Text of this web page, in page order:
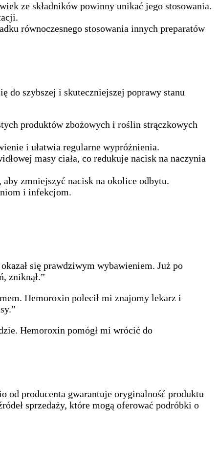
ze składników powinny unikać jego stosowania.
równoczesnego stosowania innych preparatów
do szybszej i skuteczniejszej poprawy stanu
produktów zbożowych i roślin strączkowych
i ułatwia regularne wypróżnienia.
masy ciała, co redukuje nacisk na naczynia
zmniejszyć nacisk na okolice odbytu.
i infekcjom.
się prawdziwym wybawieniem. Już po
zniknął.”
Hemoroxin polecił mi znajomy lekarz i
Hemoroxin pomógł mi wrócić do
od producenta gwarantuje oryginalność produktu
sprzedaży, które mogą oferować podróbki o